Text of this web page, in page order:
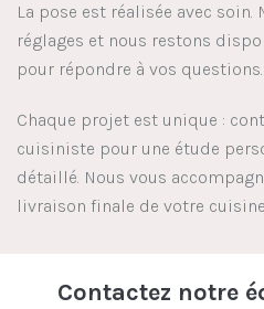
La pose est réalisée avec soin.
réglages et nous restons
pour répondre à vos questions.
Chaque projet est unique :
cuisiniste pour une étude
détaillé. Nous vous
livraison finale de votre
Contactez notre